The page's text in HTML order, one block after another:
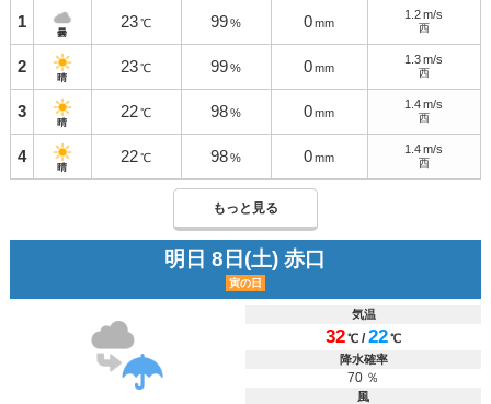
1
曇
23 ℃ 99 % 0 mm
1.2 m/s
西
2
晴
23 ℃ 99 % 0 mm
1.3 m/s
西
3
晴
22 ℃ 98 % 0 mm
1.4 m/s
西
4
晴
22 ℃ 98 % 0 mm
1.4 m/s
西
もっと見る
明日 8日(土) 赤口
寅の日
気温
32℃ /22℃
降水確率
70 ％
風